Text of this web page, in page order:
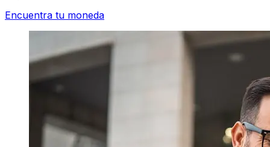
Encuentra tu moneda